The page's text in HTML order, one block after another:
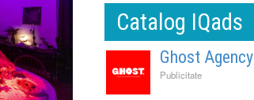
Catalog IQads
Ghost Agency
Publicitate